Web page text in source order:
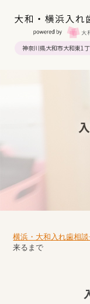
神奈川県大和市大和東1
横浜・大和入れ歯相
来るまで